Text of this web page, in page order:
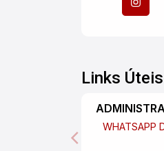
Links Úteis
WHATSAPP